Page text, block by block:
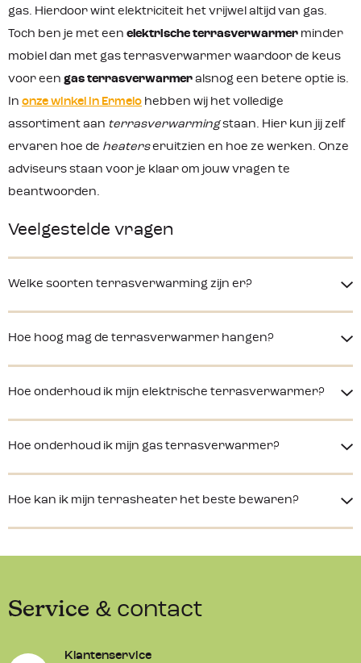
gas. Hierdoor wint elektriciteit het vrijwel altijd van gas.
Toch ben je met een elektrische terrasverwarmer minder
mobiel dan met gas terrasverwarmer waardoor de keus
voor een gas terrasverwarmer alsnog een betere optie is.
In onze winkel in Ermelo hebben wij het volledige
assortiment aan terrasverwarmingstaan. Hier kun jij zelf
ervaren hoe de heaterseruitzien en hoe ze werken. Onze
adviseurs staan voor je klaar om jouw vragen te
beantwoorden.
Veelgestelde vragen
Welke soorten terrasverwarming zijn er?
Hoe hoog mag de terrasverwarmer hangen?
Hoe onderhoud ik mijn elektrische terrasverwarmer?
Hoe onderhoud ik mijn gas terrasverwarmer?
Hoe kan ik mijn terrasheater het beste bewaren?
Service & contact
Klantenservice